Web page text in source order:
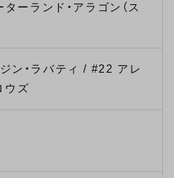
ターランド・アラゴン（ス
ン・ラバティ / #22 アレ
ウズ